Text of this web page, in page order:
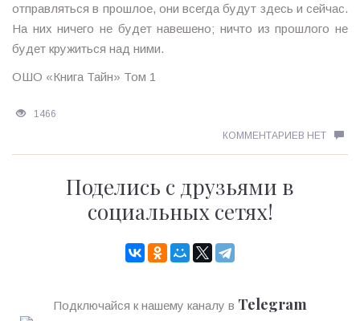
отправляться в прошлое, они всегда будут здесь и сейчас.
На них ничего не будет навешено; ничто из прошлого не
будет кружиться над ними.
ОШО «Книга Тайн» Том 1
1466
КОММЕНТАРИЕВ НЕТ
Поделись с друзьями в
социальных сетях!
Подключайся к нашему каналу в Telegram